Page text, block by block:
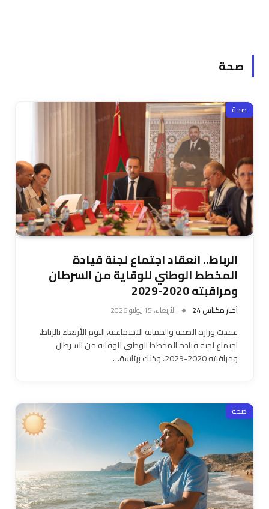
صحة
صحة
الرباط.. انعقاد اجتماع لجنة قيادة
المخطط الوطني للوقاية من السرطان
ومراقبته 2020-2029
أخبار مكناس 24 الأربعاء، 15 يوليو 2026
عقدت وزارة الصحة والحماية الاجتماعية، اليوم الأربعاء بالرباط،
اجتماع لجنة قيادة المخطط الوطني للوقاية من السرطان
ومراقبته 2020-2029، وذلك برئاسة…
صحة